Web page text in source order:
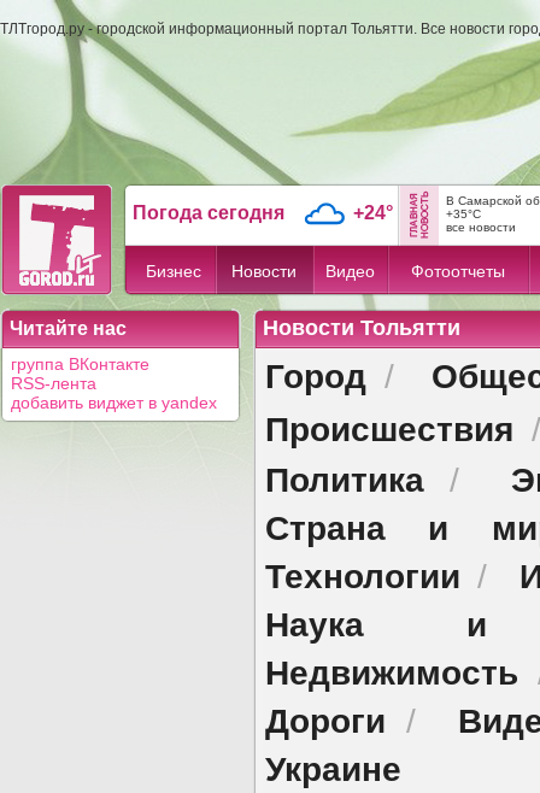
ТЛТгород.ру - городской информационный портал Тольятти. Все новости
Погода сегодня +24°
В Самарской
+35°C
все новости
Бизнес Новости Видео Фотоотчеты
Читайте нас
группа ВКонтакте
RSS-лента
добавить виджет в yandex
Новости Тольятти
Город /
Происшествия
Политика /
Страна и
Технологии /
Наука и
Недвижимость
Дороги /
Украине